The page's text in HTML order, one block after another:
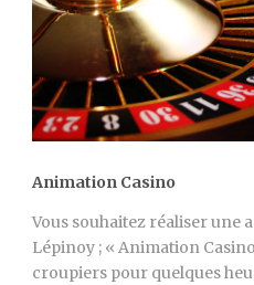
Animation Casino
Vous souhaitez réaliser une
Lépinoy ; « Animation
croupiers pour quelques